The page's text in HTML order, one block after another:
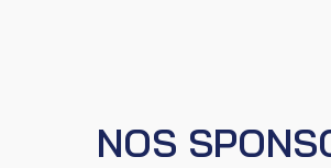
NOS